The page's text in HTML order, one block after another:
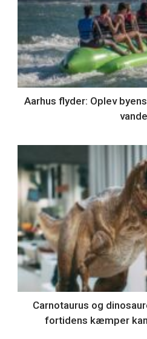
Aarhus flyder: Oplev
Carnotaurus og
fortidens kæmper